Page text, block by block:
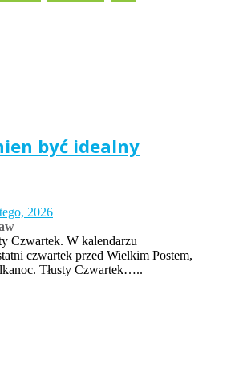
być idealny
2026
Czwartek. W kalendarzu
czwartek przed Wielkim Postem,
Tłusty Czwartek…..